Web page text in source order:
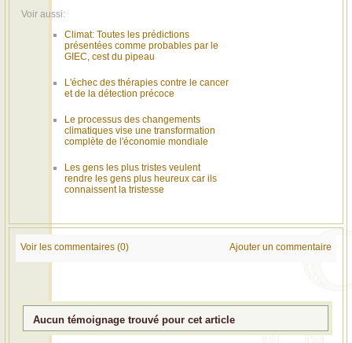
Voir aussi:
Climat: Toutes les prédictions
présentées comme probables par le
GIEC, cest du pipeau
L'échec des thérapies contre le cancer
et de la détection précoce
Le processus des changements
climatiques vise une transformation
complète de l'économie mondiale
Les gens les plus tristes veulent
rendre les gens plus heureux car ils
connaissent la tristesse
Voir les commentaires (0) Ajouter un commentaire
Aucun témoignage trouvé pour cet article